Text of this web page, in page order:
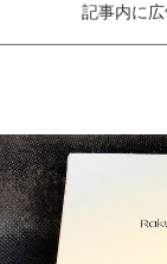
記事内に